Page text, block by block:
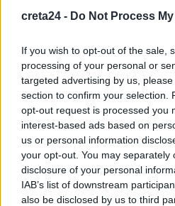
creta24 - Do Not Process
If you wish to opt-out of the sale,
processing of your personal or
targeted advertising by us,
section to confirm your selection.
opt-out request is processed you
interest-based ads based on
us or personal information
your opt-out. You may separately
disclosure of your personal
IAB’s list of downstream
also be disclosed by us to third
ανατινάξω τον Μέσι με τέσσερις
ΗΠΑ: Δασκάλα χορού
κακοποίηση δύο ανήλικων
Το Ελληνικό Μεσογειακό
τα Πρακτικά του Διεπιστημονικού Συνεδρίου «Ρένα
Κυριακού»